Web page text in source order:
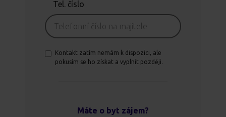
Tel. číslo
Kontakt zatím nemám k dispozici, ale
pokusím se ho získat a vyplnit později.
Máte o byt zájem?